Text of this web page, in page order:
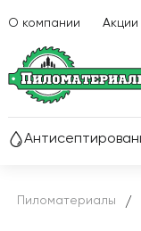
О компании Акции
Пиломатериалы /